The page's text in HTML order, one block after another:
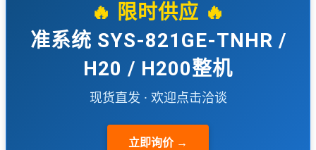
🔥 限时供应 🔥
准系统 SYS-821GE-TNHR /
H20 / H200整机
现货直发 · 欢迎点击洽谈
立即询价 →